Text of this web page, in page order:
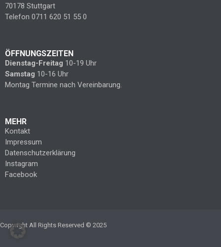
70178 Stuttgart
Telefon 0711 620 51 55 0
ÖFFNUNGSZEITEN
Dienstag-Freitag 10-19 Uhr
Samstag 10-16 Uhr
Montag Termine nach Vereinbarung.
MEHR
Kontakt
Impressum
Datenschutzerklärung
Instagram
Facebook
Copyright All Rights Reserved © 2025